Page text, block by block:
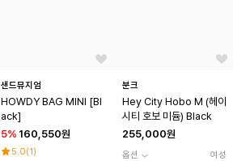
샌드뮤지엄
HOWDY BAG MINI [Bl
ack]
5% 160,550원
5.0(1)
분크
Hey City Hobo M (헤이
시티 호보 미듐) Black
255,000원
옵션 여성